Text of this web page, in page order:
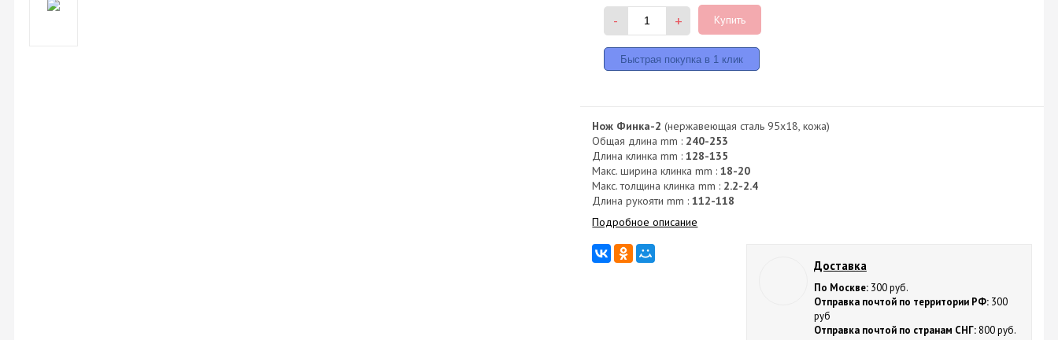
- + Купить
Нож Финка-2 (нержавеющая сталь 95x18, кожа)
Общая длина mm : 240-253
Длина клинка mm :128-135
Макс. ширина клинка mm :18-20
Макс. толщина клинка mm : 2.2-2.4
Длина рукояти mm :112-118
Подробное описание
Доставка
По Москве:300 руб.
Отправка почтой по территории РФ:300
руб
Отправка почтой по странам СНГ:800 руб.